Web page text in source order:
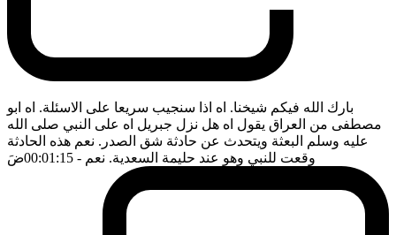
بارك الله فيكم شيخنا. اه اذا سنجيب سريعا على الاسئلة. اه ابو
مصطفى من العراق يقول اه هل نزل جبريل اه على النبي صلى الله
عليه وسلم البعثة ويتحدث عن حادثة شق الصدر. نعم هذه الحادثة
وقعت للنبي وهو عند حليمة السعدية. نعم - 00:01:15 ضَ